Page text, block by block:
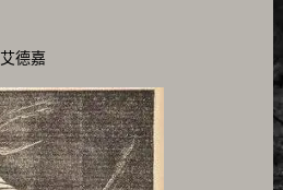
艾德嘉